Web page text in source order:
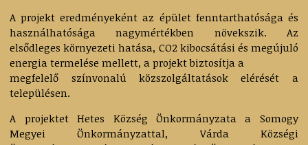
A projekt eredményeként az épület fenntarthatósága és
használhatósága nagymértékben növekszik. Az
elsődleges környezeti hatása, CO2 kibocsátási és megújuló
energia termelése mellett, a projekt biztosítja a
megfelelő színvonalú közszolgáltatások elérését a
településen.
A projektet Hetes Község Önkormányzata a Somogy
Megyei Önkormányzattal, Várda Községi